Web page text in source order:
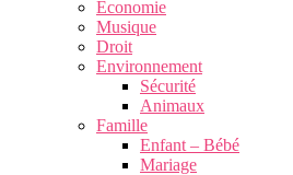
Économie
Musique
Droit
Environnement
Sécurité
Animaux
Famille
Enfant – Bébé
Mariage